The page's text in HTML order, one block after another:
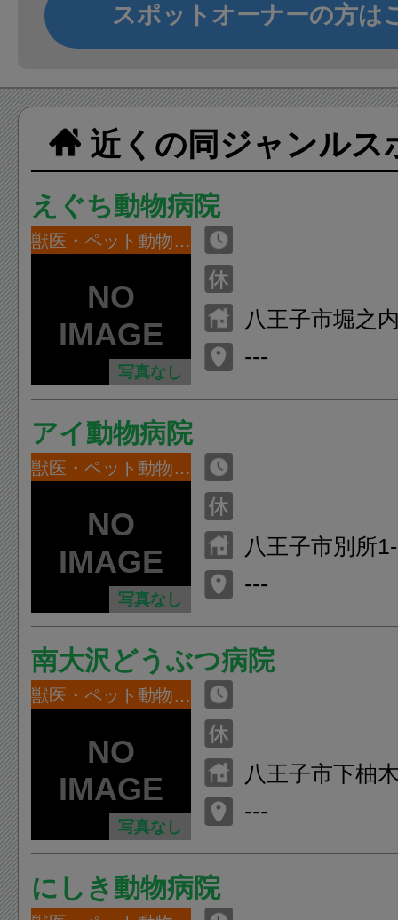
スポットオーナーの方は
近くの同ジャンルス
えぐち動物病院
獣医・ペット動物病院
写真なし
八王子市堀之
---
アイ動物病院
獣医・ペット動物病院
写真なし
八王子市別所
---
南大沢どうぶつ病院
獣医・ペット動物病院
写真なし
八王子市下柚
---
にしき動物病院